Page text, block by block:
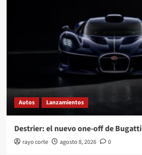
Autos Lanzamientos
Destrier: el nuevo one-off de Bugatti
rayo corte agosto 8, 2026 0